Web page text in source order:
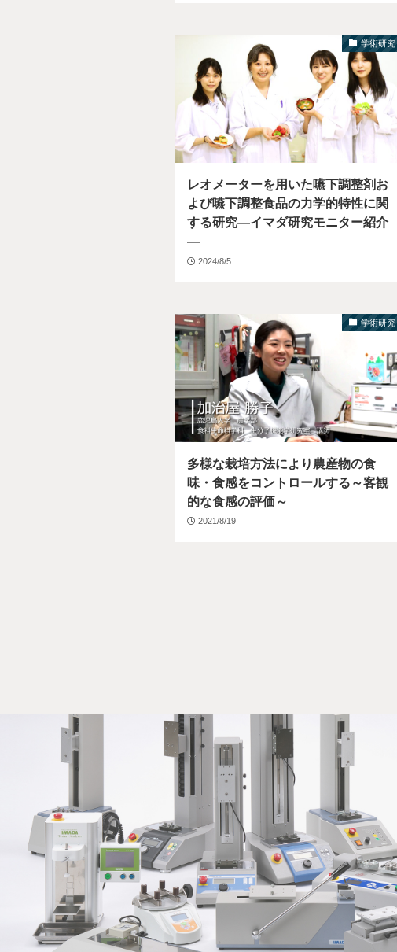
学術研究
レオメーターを用いた嚥下調整剤お
よび嚥下調整食品の力学的特性に関
する研究―イマダ研究モニター紹介
―
2024/8/5
学術研究
多様な栽培方法により農産物の食
味・食感をコントロールする～客観
的な食感の評価～
2021/8/19